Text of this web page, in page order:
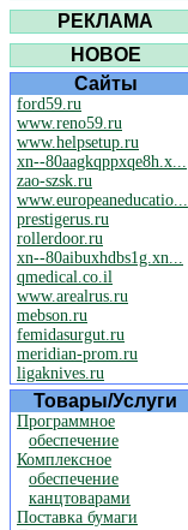
РЕКЛАМА
НОВОЕ
Сайты
ford59.ru
www.reno59.ru
www.helpsetup.ru
xn--80aagkqppxqe8h.x...
zao-szsk.ru
www.europeaneducatio...
prestigerus.ru
rollerdoor.ru
xn--80aibuxhdbs1g.xn...
qmedical.co.il
www.arealrus.ru
mebson.ru
femidasurgut.ru
meridian-prom.ru
ligaknives.ru
Товары/Услуги
Программное
обеспечение
Комплексное
обеспечение
канцтоварами
Поставка бумаги